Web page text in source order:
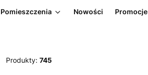
Pomieszczenia Nowości Promocje
Produkty: 745